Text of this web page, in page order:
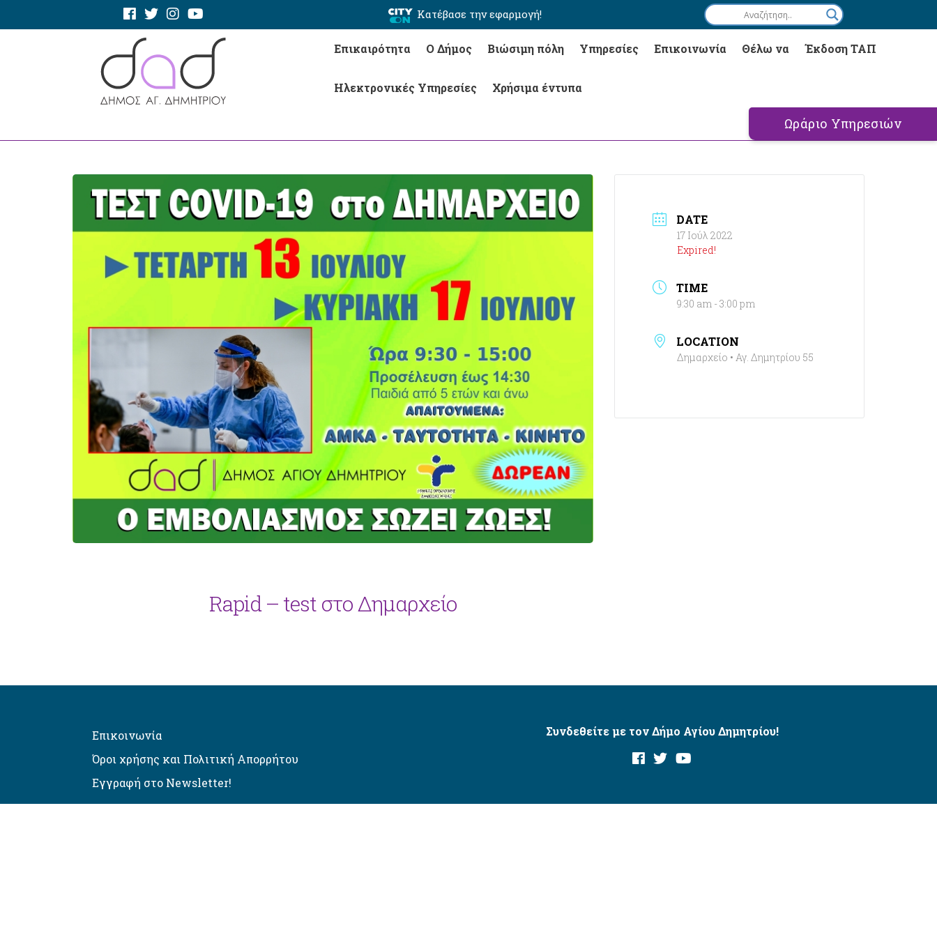
Κατέβασε την εφαρμογή!
Επικαιρότητα Ο Δήμος Βιώσιμη πόλη Υπηρεσίες Επικοινωνία Θέλω να Έκδοση ΤΑΠ
Ηλεκτρονικές Υπηρεσίες Χρήσιμα έντυπα
Ωράριο Υπηρεσιών
Rapid – test στο Δημαρχείο
DATE
17 Ιούλ 2022
Expired!
TIME
9:30 am - 3:00 pm
LOCATION
Δημαρχείο • Αγ. Δημητρίου 55
Επικοινωνία
Όροι χρήσης και Πολιτική Απορρήτου
Εγγραφή στο Newsletter!
Συνδεθείτε με τον Δήμο Αγίου Δημητρίου!